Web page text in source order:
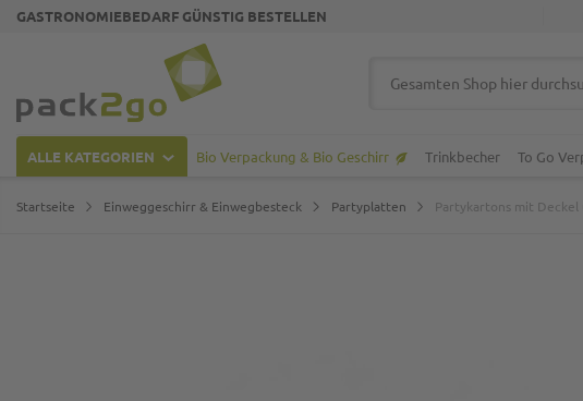
GASTRONOMIEBEDARF GÜNSTIG BESTELLEN
ALLE KATEGORIEN Bio Verpackung & Bio Geschirr Trinkbecher To Go
Startseite Einweggeschirr & Einwegbesteck Partyplatten Partykartons mit